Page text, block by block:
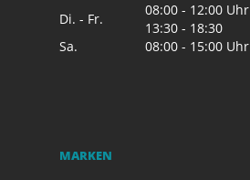
Di. - Fr.
08:00 - 12:00 Uhr
13:30 - 18:30
Sa.
08:00 - 15:00 Uhr
MARKEN